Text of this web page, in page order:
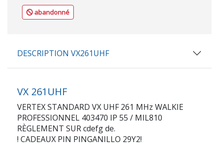
abandonné
DESCRIPTION VX261UHF
VX 261UHF
VERTEX STANDARD VX UHF 261 MHz WALKIE
PROFESSIONNEL 403470 IP 55 / MIL810
RÈGLEMENT SUR cdefg de.
! CADEAUX PIN PINGANILLO 29Y2!